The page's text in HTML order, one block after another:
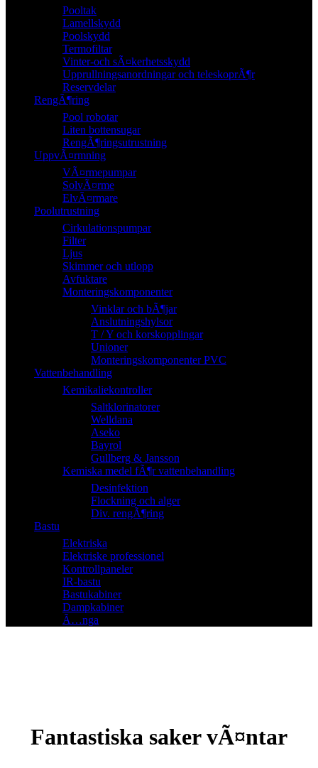
Pooltak
Lamellskydd
Poolskydd
Termofiltar
Vinter-och sÃ¤kerhetsskydd
Upprullningsanordningar och teleskoprÃ¶r
Reservdelar
RengÃ¶ring
Pool robotar
Liten bottensugar
RengÃ¶ringsutrustning
UppvÃ¤rmning
VÃ¤rmepumpar
SolvÃ¤rme
ElvÃ¤rmare
Poolutrustning
Cirkulationspumpar
Filter
Ljus
Skimmer och utlopp
Avfuktare
Monteringskomponenter
Vinklar och bÃ¶jar
Anslutningshylsor
T / Y och korskopplingar
Unioner
Monteringskomponenter PVC
Vattenbehandling
Kemikaliekontroller
Saltklorinatorer
Welldana
Aseko
Bayrol
Gullberg & Jansson
Kemiska medel fÃ¶r vattenbehandling
Desinfektion
Flockning och alger
Div. rengÃ¶ring
Bastu
Elektriska
Elektriske professionel
Kontrollpaneler
IR-bastu
Bastukabiner
Dampkabiner
Ã…nga
Fantastiska saker vÃ¤ntar